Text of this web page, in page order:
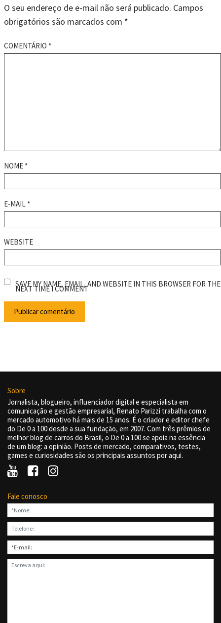
O seu endereço de e-mail não será publicado. Campos
obrigatórios são marcados com *
COMENTÁRIO *
NOME *
E-MAIL *
WEBSITE
SAVE MY NAME, EMAIL, AND WEBSITE IN THIS BROWSER FOR THE
NEXT TIME I COMMENT
Sobre
Jornalista, blogueiro, influenciador digital e especialista em
comunicação e gestão empresarial, Renato Parizzi trabalha com o
mercado automotivo há mais de 15 anos. É o criador e editor chefe
do De 0 a 100 desde a sua fundação, em 2007. Com três prêmios de
melhor blog de carros do Brasil, o De 0 a 100 se apoia na essência
de um blog: a opinião. Posts de mercado, comparativos, testes,
games e curiosidades são os principais assuntos por aqui.
Fale conosco